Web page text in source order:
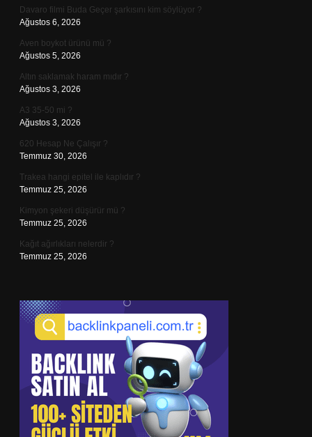
Davaro filmi Buda Geçer şarkısını kim söylüyor ?
Ağustos 6, 2026
Aven boykot ürünü mü ?
Ağustos 5, 2026
Altın saklamak haram mıdır ?
Ağustos 3, 2026
A3 35-50 mi ?
Ağustos 3, 2026
620 Hesap Ne Çalışır ?
Temmuz 30, 2026
Trakea hangi epitel ile kaplıdır ?
Temmuz 25, 2026
Kimyon şekeri düşürür mü ?
Temmuz 25, 2026
Kağıt ağırlıkları nelerdir ?
Temmuz 25, 2026